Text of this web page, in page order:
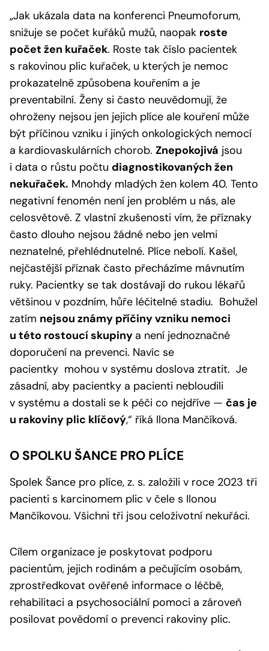
„Jak ukázala data na konferenci Pneumoforum,
snižuje se počet kuřáků mužů, naopak roste
počet žen kuřaček. Roste tak číslo pacientek
s rakovinou plic kuřaček, u kterých je nemoc
prokazatelně způsobena kouřením a je
preventabilní. Ženy si často neuvědomují, že
ohroženy nejsou jen jejich plíce ale kouření může
být příčinou vzniku i jiných onkologických nemocí
a kardiovaskulárních chorob. Znepokojivá jsou
i data o růstu počtu diagnostikovaných žen
nekuřaček. Mnohdy mladých žen kolem 40. Tento
negativní fenomén není jen problém u nás, ale
celosvětově. Z vlastní zkušenosti vím, že příznaky
často dlouho nejsou žádné nebo jen velmi
neznatelné, přehlédnutelné. Plíce nebolí. Kašel,
nejčastější příznak často přecházíme mávnutím
ruky. Pacientky se tak dostávají do rukou lékařů
většinou v pozdním, hůře léčitelné stadiu. Bohužel
zatím nejsou známy příčiny vzniku nemoci
u této rostoucí skupiny a není jednoznačné
doporučení na prevenci. Navíc se
pacientky mohou v systému doslova ztratit. Je
zásadní, aby pacientky a pacienti nebloudili
v systému a dostali se k péči co nejdříve — čas je
u rakoviny plic klíčový,“ říká Ilona Mančíková.
O SPOLKU ŠANCE PRO PLÍCE
Spolek Šance pro plíce, z. s. založili v roce 2023 tři
pacienti s karcinomem plic v čele s Ilonou
Mančíkovou. Všichni tři jsou celoživotní nekuřáci.
Cílem organizace je poskytovat podporu
pacientům, jejich rodinám a pečujícím osobám,
zprostředkovat ověřené informace o léčbě,
rehabilitaci a psychosociální pomoci a zároveň
posilovat povědomí o prevenci rakoviny plic.